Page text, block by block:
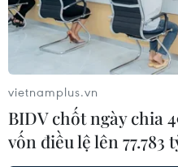
vietnamplus.vn
BIDV chốt ngày chia
vốn điều lệ lên 77.783